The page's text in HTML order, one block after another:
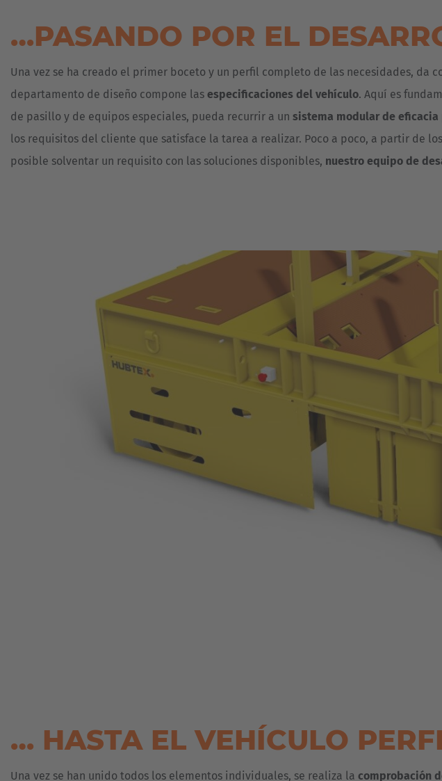
…PASANDO POR EL
Una vez se ha creado el primer boceto y un perfil completo de las necesidades, da
departamento de diseño compone las especificaciones del vehículo. Aquí es
de pasillo y de equipos especiales, pueda recurrir a un sistema modular de eficacia
los requisitos del cliente que satisface la tarea a realizar. Poco a poco, a partir de
posible solventar un requisito con las soluciones disponibles, nuestro equipo de
… HASTA EL VEHÍCULO
Una vez se han unido todos los elementos individuales, se realiza la comprobación